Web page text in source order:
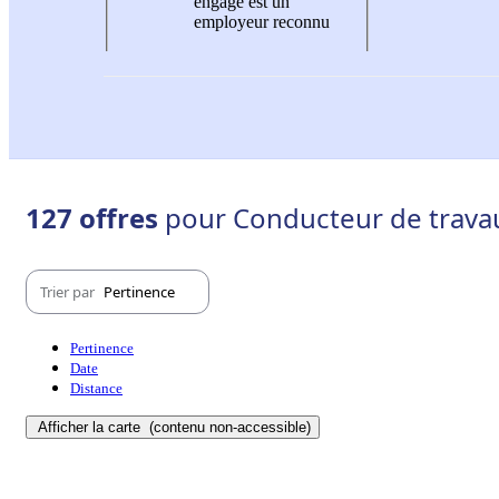
employeur reconnu
127 offres pour Conducteur de
Trier par Pertinence
Pertinence
Date
Distance
Afficher la carte (contenu non-accessible)